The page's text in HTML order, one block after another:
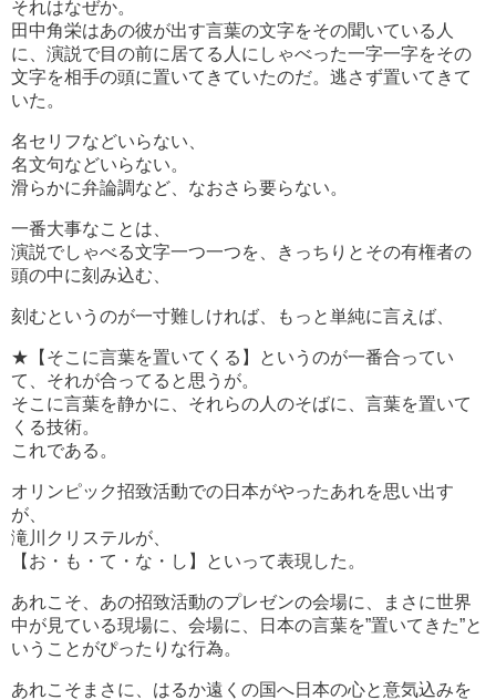
それはなぜか。
田中角栄はあの彼が出す言葉の文字をその聞いている人
に、演説で目の前に居てる人にしゃべった一字一字をその
文字を相手の頭に置いてきていたのだ。逃さず置いてきて
いた。
名セリフなどいらない、
名文句などいらない。
滑らかに弁論調など、なおさら要らない。
一番大事なことは、
演説でしゃべる文字一つ一つを、きっちりとその有権者の
頭の中に刻み込む、
刻むというのが一寸難しければ、もっと単純に言えば、
★【そこに言葉を置いてくる】というのが一番合ってい
て、それが合ってると思うが。
そこに言葉を静かに、それらの人のそばに、言葉を置いて
くる技術。
これである。
オリンピック招致活動での日本がやったあれを思い出す
が、
滝川クリステルが、
【お・も・て・な・し】といって表現した。
あれこそ、あの招致活動のプレゼンの会場に、まさに世界
中が見ている現場に、会場に、日本の言葉を”置いてきた”と
いうことがぴったりな行為。
あれこそまさに、はるか遠くの国へ日本の心と意気込みを